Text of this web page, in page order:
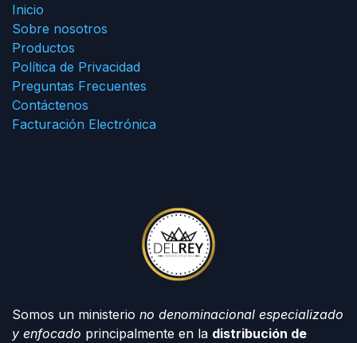
Inicio
Sobre nosotros
Productos
Política de Privacidad
Preguntas Frecuentes
Contáctenos
Facturación Electrónica
Somos un ministerio no denominacional especializado
y enfocado principalmente en la distribución de